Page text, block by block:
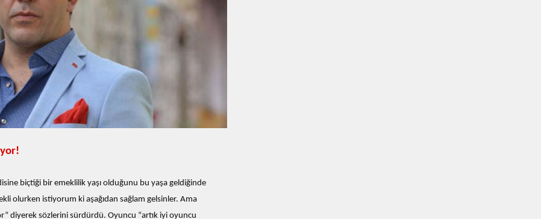
biçtiği bir emeklilik yaşı olduğunu bu yaşa geldiğinde
olurken istiyorum ki aşağıdan sağlam gelsinler. Ama
diyerek sözlerini sürdürdü. Oyuncu “artık iyi oyuncu